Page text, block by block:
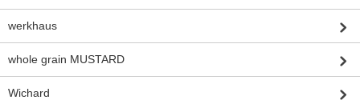
werkhaus
whole grain MUSTARD
Wichard